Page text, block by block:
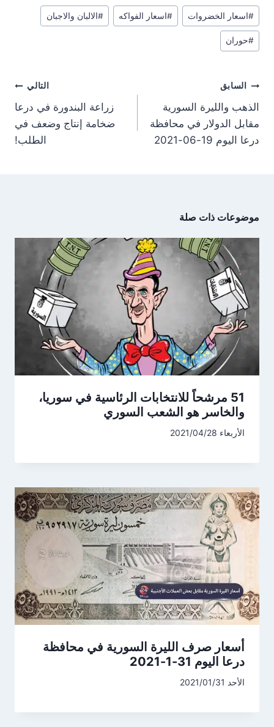
r
e
o
n
e
b
o
o
k
r
e
o
w
i
t
r
e
o
t
s
A
r
o
e
r
وسوم
المقال:
#اسعار الخضروات #اسعار الفواكه #الالبان والاجبان
#حوران
تصفّح
المقالات
السابق
الذهب والليرة السورية
مقابل الدولار في محافظة
درعا اليوم 19-06-2021
التالي
زراعة البندورة في درعا
ضخامة إنتاج وضعف في
الطلب!
موضوعات ذات صلة
51 مرشحاً للانتخابات الرئاسية في سوريا،
والخاسر هو الشعب السوري
الأربعاء 2021/04/28
أسعار صرف الليرة السورية في محافظة
درعا اليوم 31-1-2021
الأحد 2021/01/31